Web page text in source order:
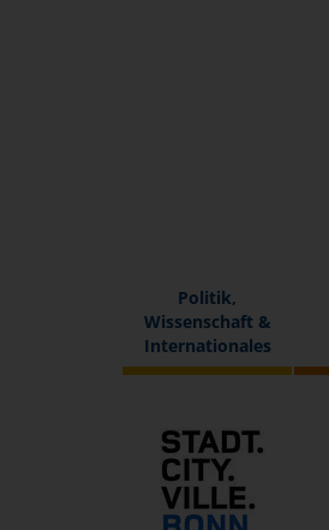
Politik,
Wissenschaft &
Internationales